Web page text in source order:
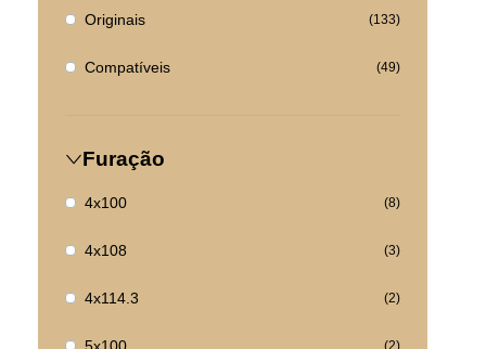
Originais (133)
Compatíveis (49)
Furação
4x100 (8)
4x108 (3)
4x114.3 (2)
5x100 (2)